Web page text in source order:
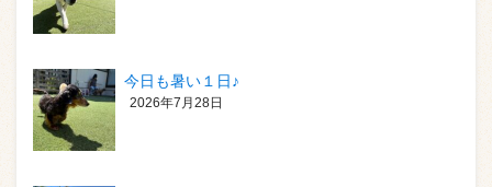
今日も暑い１日♪
2026年7月28日